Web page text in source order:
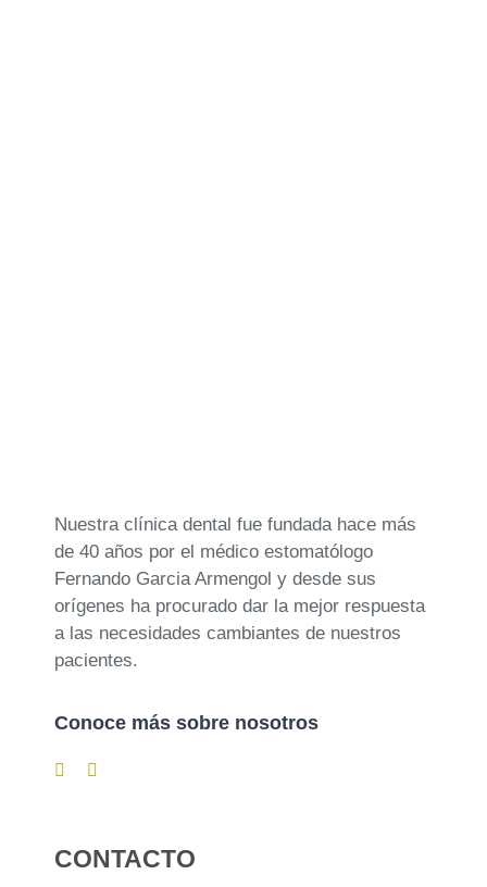
Nuestra clínica dental fue fundada hace más
de 40 años por el médico estomatólogo
Fernando Garcia Armengol y desde sus
orígenes ha procurado dar la mejor respuesta
a las necesidades cambiantes de nuestros
pacientes.
Conoce más sobre nosotros
CONTACTO